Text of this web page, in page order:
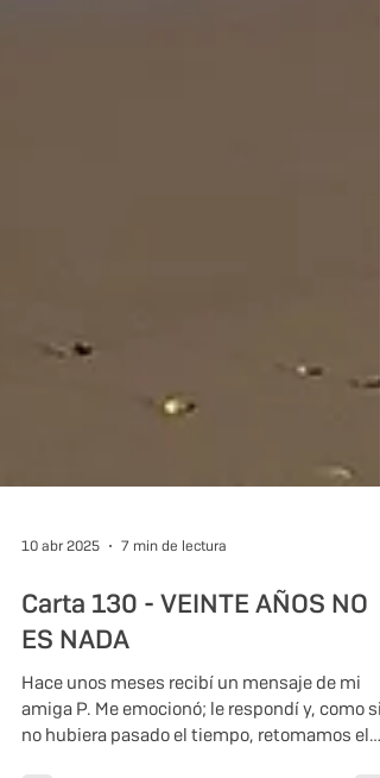
Carta 130 - VEINTE AÑOS NO
ES NADA
Hace unos meses recibí un mensaje de mi
amiga P. Me emocionó; le respondí y, como si